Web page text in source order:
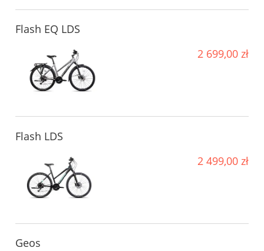
Flash EQ LDS
2 699,00 zł
Flash LDS
2 499,00 zł
Geos